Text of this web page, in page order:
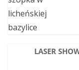
LASER